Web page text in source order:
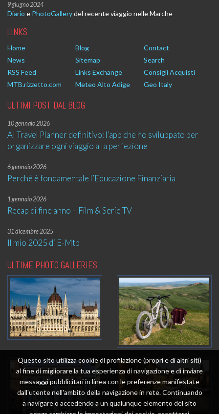
9 giugno 2024
Diario e PhotoGallerydel recente viaggio nelle Marche
LINKS
Home Blog
Contact
News
Sitemap
Search
RSS Feed
Links Exchange
Consigli Acquisti
MTB.rizzetto.com
Meteo Alto Adige Geo Italy
ULTIMI POST DAL BLOG
10 gennaio 2026
AI Travel Planner definitivo: l’app che ho sviluppato per
organizzare ogni viaggio alla perfezione
6 gennaio 2026
Perché è fondamentale l’Educazione Finanziaria
1 gennaio 2026
Recap di fine anno – Film & Serie TV
31 dicembre 2025
Il mio 2025 di E-Mtb
ULTIME PHOTO GALLERIES
Questo sito utilizza cookie di profilazione (propri e di altri siti)
al fine di migliorare la tua esperienza di navigazione e di inviare
messaggi pubblicitari in linea con le preferenze manifestate
dall'utente nell'ambito della navigazione in rete. Continuando
a navigare o accedendo a un qualunque elemento del sito